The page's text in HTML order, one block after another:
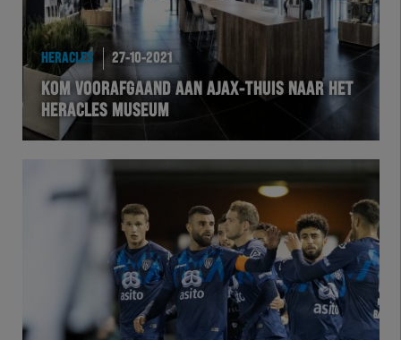
Heracles
BusinessClub
Foundation
Team Zwart Wit
HERACLES 27-10-2021
KOM VOORAFGAAND AAN AJAX-THUIS NAAR HET
HERACLES MUSEUM